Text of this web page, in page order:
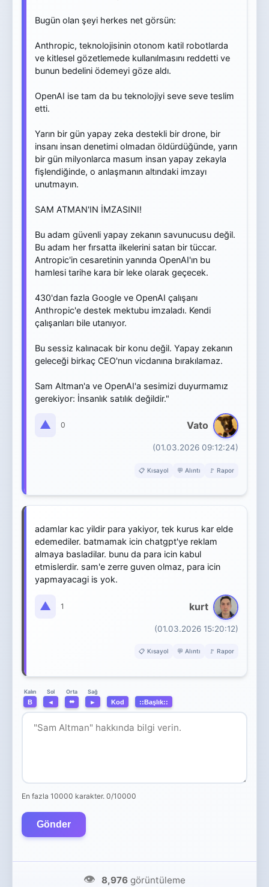
Bugün olan şeyi herkes net görsün:
Anthropic, teknolojisinin otonom katil robotlarda
ve kitlesel gözetlemede kullanılmasını reddetti ve
bunun bedelini ödemeyi göze aldı.
OpenAI ise tam da bu teknolojiyi seve seve teslim
etti.
Yarın bir gün yapay zeka destekli bir drone, bir
insanı insan denetimi olmadan öldürdüğünde, yarın
bir gün milyonlarca masum insan yapay zekayla
fişlendiğinde, o anlaşmanın altındaki imzayı
unutmayın.
SAM ATMAN'IN İMZASINI!
Bu adam güvenli yapay zekanın savunucusu değil.
Bu adam her fırsatta ilkelerini satan bir tüccar.
Antropic'in cesaretinin yanında OpenAI'ın bu
hamlesi tarihe kara bir leke olarak geçecek.
430'dan fazla Google ve OpenAI çalışanı
Anthropic'e destek mektubu imzaladı. Kendi
çalışanları bile utanıyor.
Bu sessiz kalınacak bir konu değil. Yapay zekanın
geleceği birkaç CEO'nun vicdanına bırakılamaz.
Sam Altman'a ve OpenAI'a sesimizi duyurmamız
gerekiyor: İnsanlık satılık değildir."
Vato
(01.03.2026 09:12:24)
▲ 0
📋 Kısayol 💬 Alıntı 🚩 Rapor
adamlar kac yildir para yakiyor, tek kurus kar elde
edemediler. batmamak icin chatgpt'ye reklam
almaya basladilar. bunu da para icin kabul
etmislerdir. sam'e zerre guven olmaz, para icin
yapmayacagi is yok.
kurt
(01.03.2026 15:20:12)
▲ 1
📋 Kısayol 💬 Alıntı 🚩 Rapor
Kalın
B
Sol
◄
Orta
⬌
Sağ
► Kod ::Başlık::
En fazla 10000 karakter. 0/10000
Gönder
👁️ 8,976 görüntüleme